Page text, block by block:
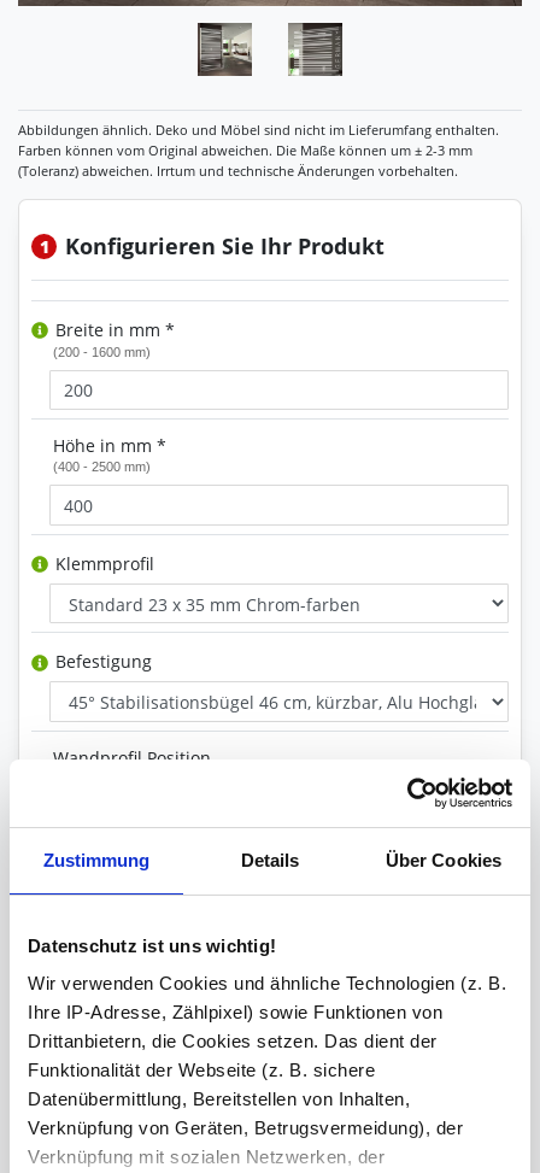
Zustimmung Details Über Cookies
Datenschutz ist uns wichtig!
Wir verwenden Cookies und ähnliche Technologien (z. B.
Ihre IP-Adresse, Zählpixel) sowie Funktionen von
Drittanbietern, die Cookies setzen. Das dient der
Funktionalität der Webseite (z. B. sichere
Datenübermittlung, Bereitstellen von Inhalten,
Verknüpfung von Geräten, Betrugsvermeidung), der
Verknüpfung mit sozialen Netzwerken, der
1 Konfigurieren Sie Ihr Produkt
Breite in mm *
(200 - 1600 mm)
Höhe in mm *
(400 - 2500 mm)
Klemmprofil
Befestigung
Wandprofil Position
Glas Art
Inklusive
Versiegelung
Ihre Bemerkung